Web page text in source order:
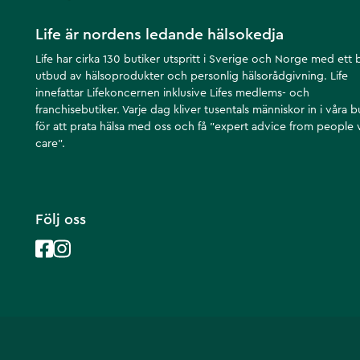
Artikelnummer: 132406
Life är nordens ledande hälsokedja
Life har cirka 130 butiker utspritt i Sverige och Norge med ett
utbud av hälsoprodukter och personlig hälsorådgivning. Life
innefattar Lifekoncernen inklusive Lifes medlems- och
franchisebutiker. Varje dag kliver tusentals människor in i våra
för att prata hälsa med oss och få ”expert advice from people
care”.
Följ oss